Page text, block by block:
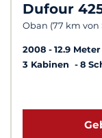
Dufour
Oban (77 km von
2008
12.9 Meter
3 Kabinen
8